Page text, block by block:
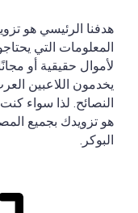
هدفنا الرئيسي هو
المعلومات التي
لأموال حقيقية أو
يخدمون اللاعبين
النصائح. لذا سواء
هو تزويدك بجميع
البوكر.